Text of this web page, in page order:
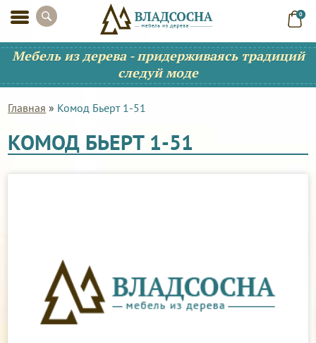
0
Мебель из дерева - придерживаясь традиций
следуй моде
Главная » Комод Бьерт 1-51
КОМОД БЬЕРТ 1-51